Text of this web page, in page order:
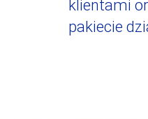
klientami
pakiecie